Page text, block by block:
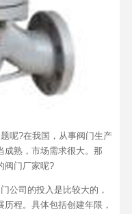
呢?在我国，从事阀门生产
成熟，市场需求很大。那
阀门厂家呢?
司的投入是比较大的，
程。具体包括创建年限，